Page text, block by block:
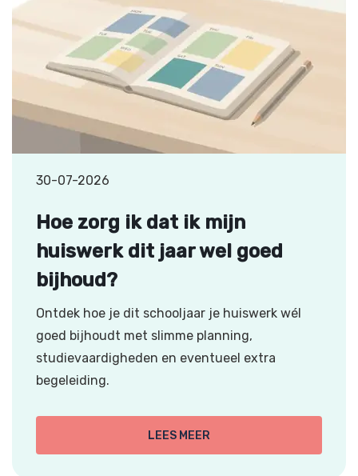
30-07-2026
Hoe zorg ik dat ik mijn
huiswerk dit jaar wel goed
bijhoud?
Ontdek hoe je dit schooljaar je huiswerk wél
goed bijhoudt met slimme planning,
studievaardigheden en eventueel extra
begeleiding.
LEES MEER